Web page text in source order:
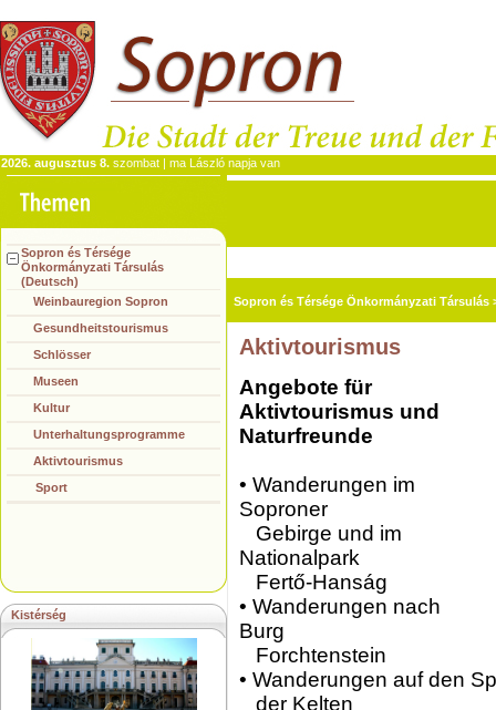
2026. augusztus 8. szombat | ma László napja van
Sopron és Térsége
Önkormányzati Társulás
(Deutsch)
Weinbauregion Sopron
Gesundheitstourismus
Schlösser
Museen
Kultur
Unterhaltungsprogramme
Aktivtourismus
Sport
Kistérség
Sopron és Térsége Önkormányzati Társulás
Aktivtourismus
Angebote für
Aktivtourismus und
Naturfreunde
• Wanderungen im
Soproner
Gebirge und im
Nationalpark
Fertő-Hanság
• Wanderungen nach
Burg
Forchtenstein
• Wanderungen auf den
der Kelten